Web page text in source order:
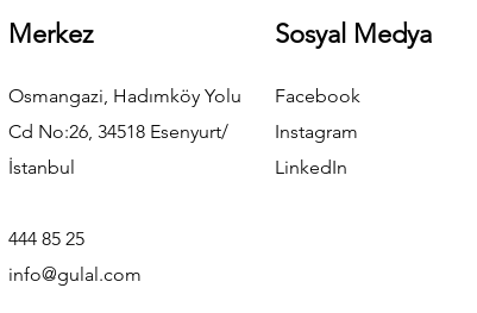
Merkez
Osmangazi, Hadımköy Yolu
Cd No:26, 34518 Esenyurt/
İstanbul
444 85 25
info@gulal.com
Sosyal Medya
Facebook
Instagram
LinkedIn